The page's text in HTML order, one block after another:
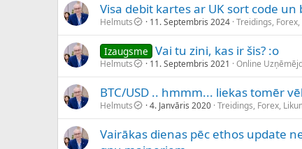
Visa debit kartes ar UK sort code
Helmuts 11. Septembris 2024 Treidings,
Izaugsme Vai tu zini, kas ir šis? :o
Helmuts 11. Septembris 2021 Online
BTC/USD .. hmmm... liekas tomēr
Helmuts 4. Janvāris 2020 Treidings, Forex,
Vairākas dienas pēc ethos update